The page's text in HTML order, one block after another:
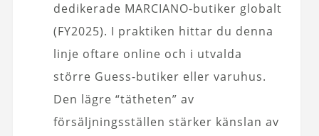
dedikerade MARCIANO-butiker globalt
(FY2025). I praktiken hittar du denna
linje oftare online och i utvalda
större Guess-butiker eller varuhus.
Den lägre “tätheten” av
försäljningsställen stärker känslan av